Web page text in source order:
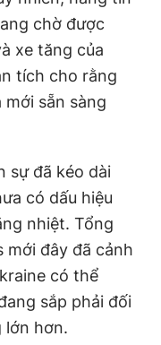
chờ được
xe tăng của
tích cho rằng
sẵn sàng
sự đã kéo dài
có dấu hiệu
nhiệt. Tổng
mới đây đã cảnh
có thể
sắp phải đối
lớn hơn.